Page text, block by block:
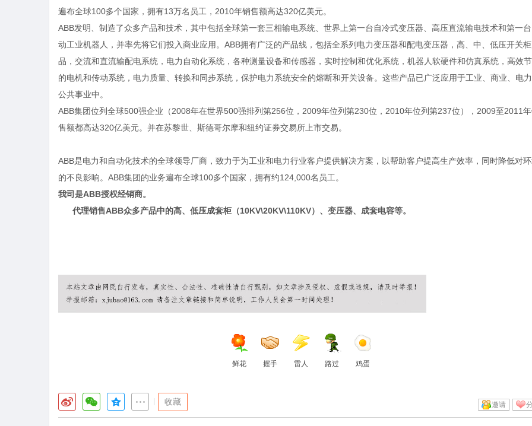
遍布全球100多个国家，拥有13万名员工，2010年销售额高达320亿美元。
ABB发明、制造了众多产品和技术，其中包括全球第一套三相输电系统、世界上第一台自冷式变压器、高压直流输电技术和第一
动工业机器人，并率先将它们投入商业应用。ABB拥有广泛的产品线，包括全系列电力变压器和配电变压器，高、中、低压开关
品，交流和直流输配电系统，电力自动化系统，各种测量设备和传感器，实时控制和优化系统，机器人软硬件和仿真系统，高效
的电机和传动系统，电力质量、转换和同步系统，保护电力系统安全的熔断和开关设备。这些产品已广泛应用于工业、商业、电
公共事业中。
ABB集团位列全球500强企业（2008年在世界500强排列第256位，2009年位列第230位，2010年位列第237位），2009至2011
售额都高达320亿美元。并在苏黎世、斯德哥尔摩和纽约证券交易所上市交易。
ABB是电力和自动化技术的全球领导厂商，致力于为工业和电力行业客户提供解决方案，以帮助客户提高生产效率，同时降低对
的不良影响。ABB集团的业务遍布全球100多个国家，拥有约124,000名员工。
我司是ABB授权经销商。
代理销售ABB众多产品中的高、低压成套柜（10KV\20KV\110KV）、变压器、成套电容等。
鲜花 握手 雷人 路过 鸡蛋
收藏 邀请